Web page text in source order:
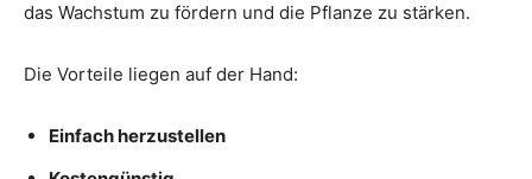
das Wachstum zu fördern und die Pflanze zu stärken.
Die Vorteile liegen auf der Hand:
Einfach herzustellen